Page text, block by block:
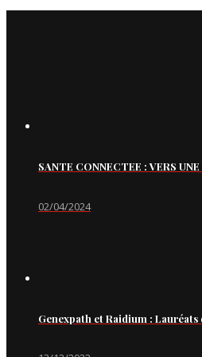
SANTE CONNECTEE : VERS
02/04/2024
Genexpath et Raidium :